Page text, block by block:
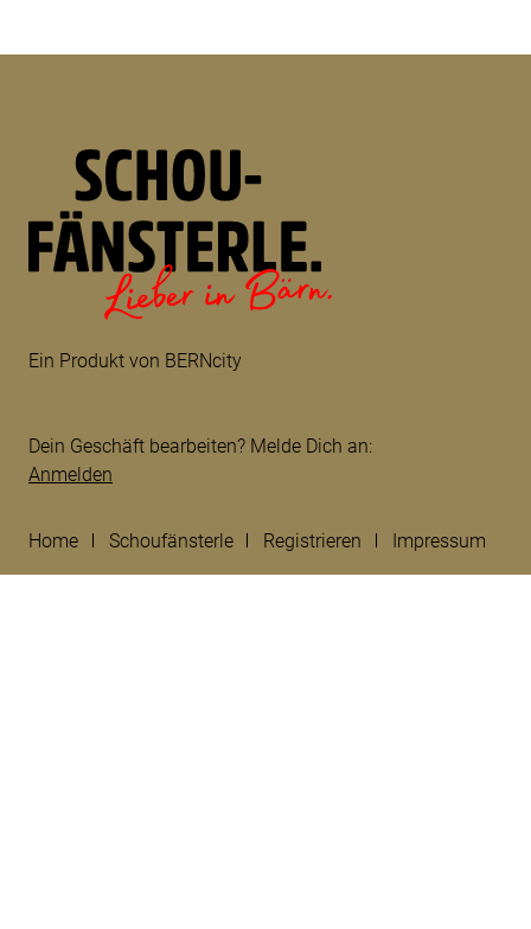
Ein Produkt von BERNcity
Dein Geschäft bearbeiten? Melde Dich an:
Anmelden
Home Schoufänsterle Registrieren Impressum